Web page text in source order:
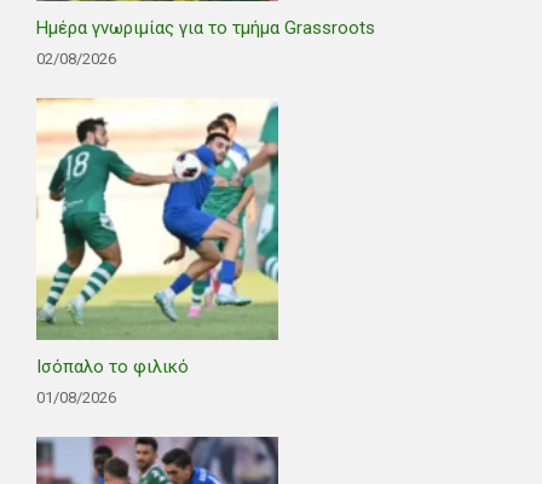
Ημέρα γνωριμίας για το τμήμα Grassroots
02/08/2026
Ισόπαλο το φιλικό
01/08/2026